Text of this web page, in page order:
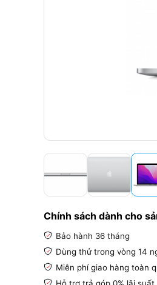
Chính sách dành cho
Bảo hành 36 tháng
Dùng thử trong vòng 14
Miễn phí giao hàng toàn